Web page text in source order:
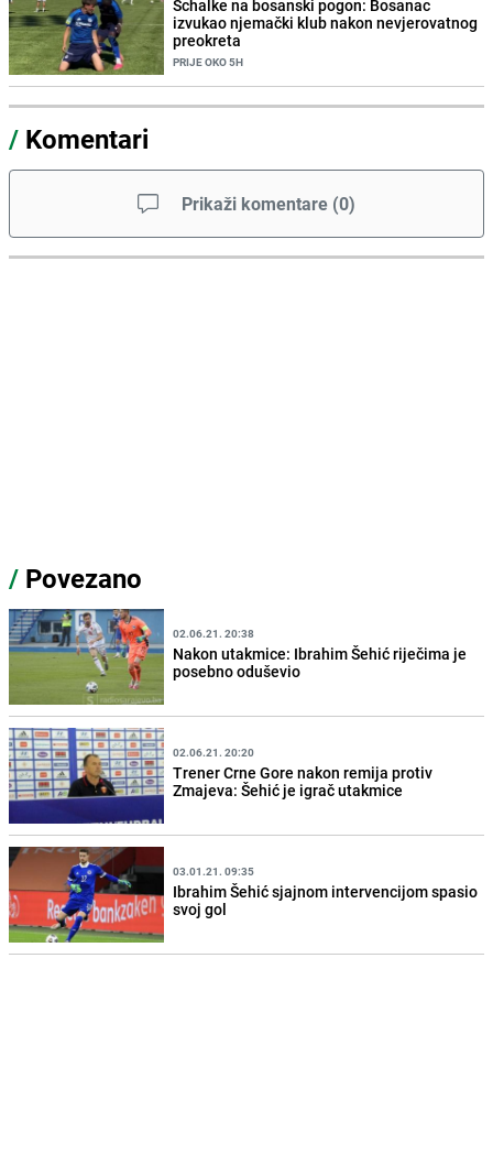
Schalke na bosanski pogon: Bosanac
izvukao njemački klub nakon nevjerovatnog
preokreta
PRIJE OKO 5H
/ Komentari
Prikaži komentare (0)
/ Povezano
02.06.21. 20:38
Nakon utakmice: Ibrahim Šehić riječima je
posebno oduševio
02.06.21. 20:20
Trener Crne Gore nakon remija protiv
Zmajeva: Šehić je igrač utakmice
03.01.21. 09:35
Ibrahim Šehić sjajnom intervencijom spasio
svoj gol